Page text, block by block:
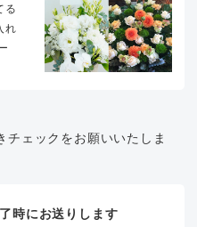
る
れ
チェックをお願いいたしま
時にお送りします